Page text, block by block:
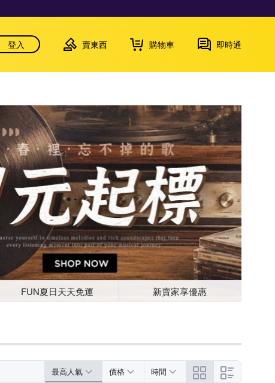
登入 賣東西 購物車 即時通
FUN夏日天天免運 新賣家享優惠
最高人氣 價格 時間